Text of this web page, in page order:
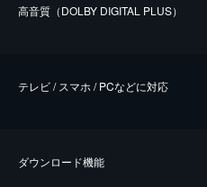
⾼⾳質（DOLBY DIGITAL PLUS）
テレビ / スマホ / PCなどに対応
ダウンロード機能